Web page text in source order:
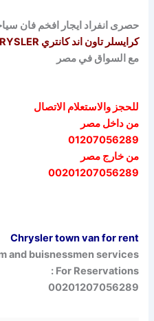
حصرى انفراد ايجار افخم فان
كرايسلر تاون اند كانتري CHRYSLER
مع السواق في مصر
للحجز والاستعلام الاتصال
من داخل مصر
01207056289
من خارج مصر
00201207056289
Chrysler town van for rent
and buisnessmen services
For Reservations :
00201207056289